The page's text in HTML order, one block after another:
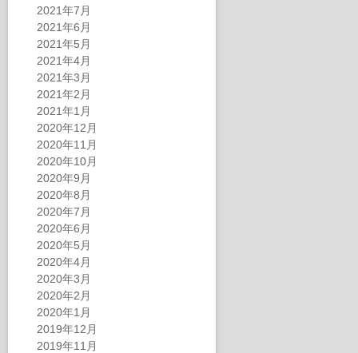
2021年7月
2021年6月
2021年5月
2021年4月
2021年3月
2021年2月
2021年1月
2020年12月
2020年11月
2020年10月
2020年9月
2020年8月
2020年7月
2020年6月
2020年5月
2020年4月
2020年3月
2020年2月
2020年1月
2019年12月
2019年11月